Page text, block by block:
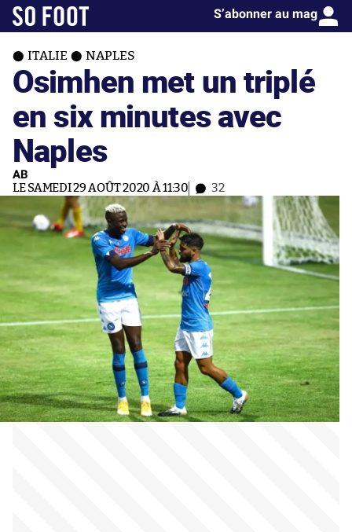
S’abonner au mag
ITALIE NAPLES
Osimhen met un triplé
en six minutes avec
Naples
AB
LE SAMEDI 29 AOÛT 2020 À 11:30 32